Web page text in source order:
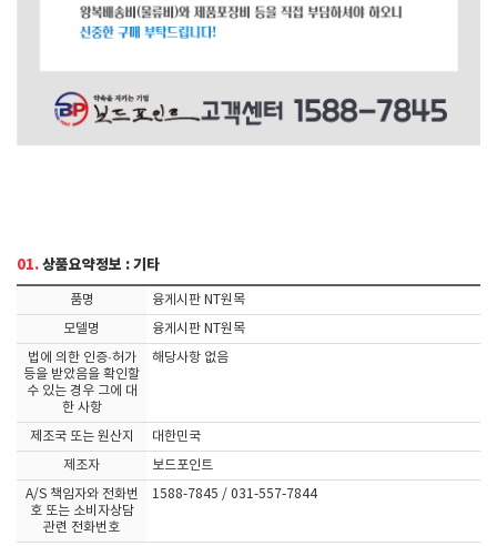
01.상품요약정보 : 기타
품명
융게시판 NT원목
모델명
융게시판 NT원목
법에 의한 인증·허가
등을 받았음을 확인할
수 있는 경우 그에 대
한 사항
해당사항 없음
제조국 또는 원산지
대한민국
제조자
보드포인트
A/S 책임자와 전화번
호 또는 소비자상담
관련 전화번호
1588-7845 / 031-557-7844